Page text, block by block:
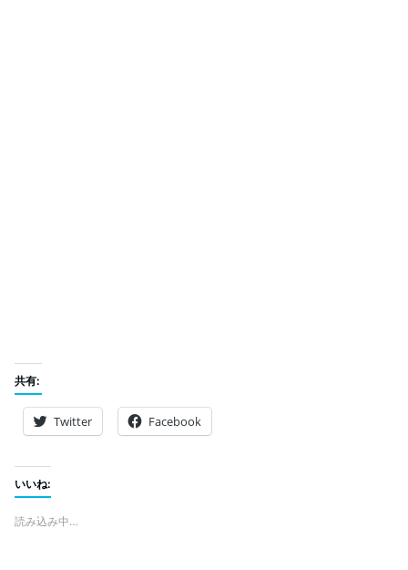
共有:
Twitter Facebook
いいね:
読み込み中…